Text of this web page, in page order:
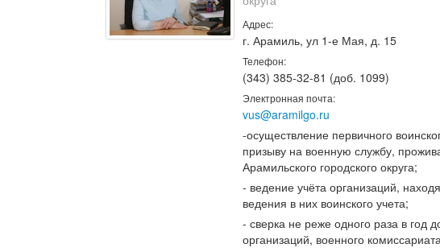
Адрес:
г. Арамиль, ул 1-е Мая, д. 15
Телефон:
(343) 385-32-81 (доб. 1099)
Электронная почта:
vus@aramilgo.ru
-осуществление первичного
призыву на военную службу,
Арамильского городского округа;
- ведение учёта организаций,
ведения в них воинского учета;
- сверка не реже одного раза в год
организаций, военного